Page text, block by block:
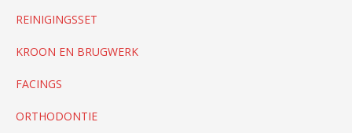
REINIGINGSSET
KROON EN BRUGWERK
FACINGS
ORTHODONTIE